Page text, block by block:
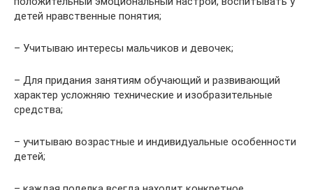
детей нравственные понятия;
– Учитываю интересы мальчиков и девочек;
– Для придания занятиям обучающий и развивающий
характер усложняю технические и изобразительные
средства;
– учитываю возрастные и индивидуальные особенности
детей;